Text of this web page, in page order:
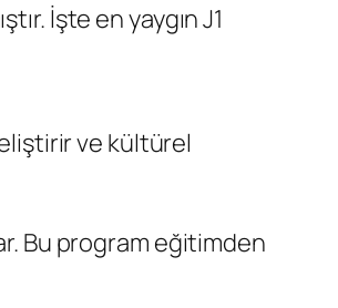
İşte en yaygın J1
ve kültürel
Bu program eğitimden